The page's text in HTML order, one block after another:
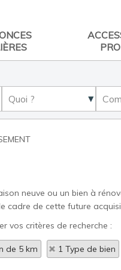
neuve ou un bien à
cadre de cette future
vos critères de recherche :
de 5 km 1 Type de bien